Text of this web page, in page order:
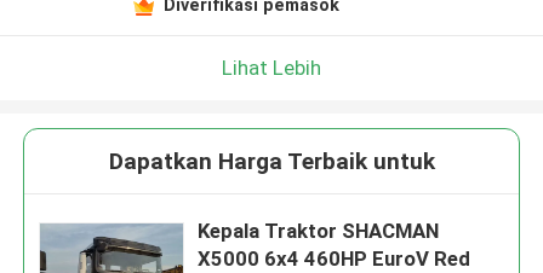
Diverifikasi pemasok
Lihat Lebih
Dapatkan Harga Terbaik untuk
Kepala Traktor SHACMAN
X5000 6x4 460HP EuroV Red